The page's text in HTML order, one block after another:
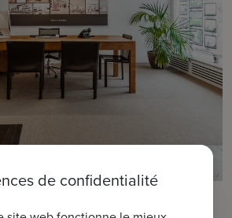
de confidentialité